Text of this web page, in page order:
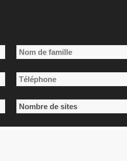
Nom
de
famille
Téléphone
Nombre